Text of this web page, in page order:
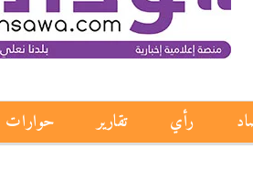
رأي تقارير حوارات